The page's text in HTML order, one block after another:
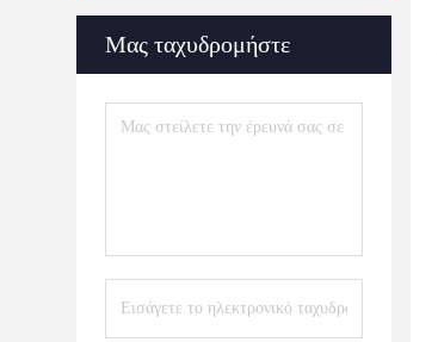
Μας ταχυδρομήστε